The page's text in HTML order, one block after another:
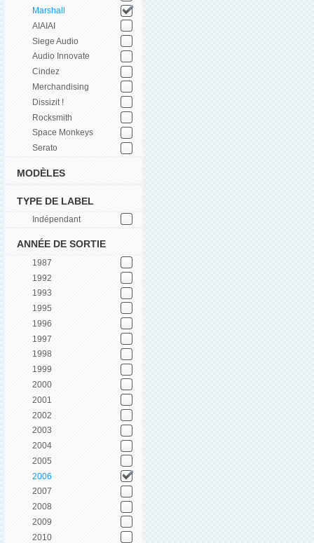
Marshall
AIAIAI
Siege Audio
Audio Innovate
Cindez
Merchandising
Dissizit !
Rocksmith
Space Monkeys
Serato
MODÈLES
TYPE DE LABEL
Indépendant
ANNÉE DE SORTIE
1987
1992
1993
1995
1996
1997
1998
1999
2000
2001
2002
2003
2004
2005
2006
2007
2008
2009
2010